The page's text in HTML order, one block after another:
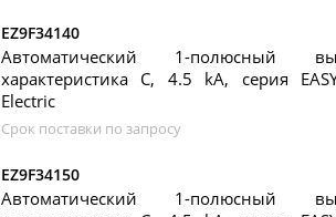
EZ9F34140
Автоматический 1-полюсный
характеристика C, 4.5 kA, серия
Electric
Срок поставки по запросу
EZ9F34150
Автоматический 1-полюсный